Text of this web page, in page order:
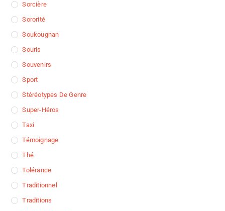
Sorcière
Sororité
Soukougnan
Souris
Souvenirs
Sport
Stéréotypes De Genre
Super-Héros
Taxi
Témoignage
Thé
Tolérance
Traditionnel
Traditions